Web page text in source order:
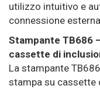
utilizzo intuitivo e
connessione
Stampante TB686
cassette di
La stampante
stampa su cassette